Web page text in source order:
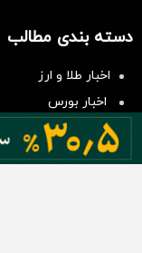
دسته بندی مطالب
اخبار طلا و ارز
اخبار بورس
اخبار خودرو
اخبار تولید و تجارت